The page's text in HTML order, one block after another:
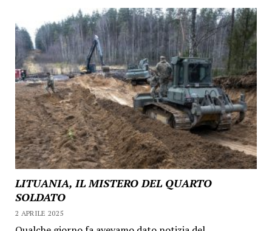
LITUANIA, IL MISTERO DEL QUARTO
SOLDATO
2 APRILE 2025